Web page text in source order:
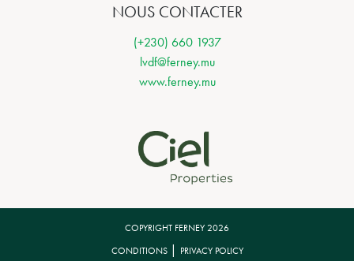
NOUS CONTACTER
(+230) 660 1937
lvdf@ferney.mu
www.ferney.mu
COPYRIGHT FERNEY 2026
CONDITIONS | PRIVACY POLICY